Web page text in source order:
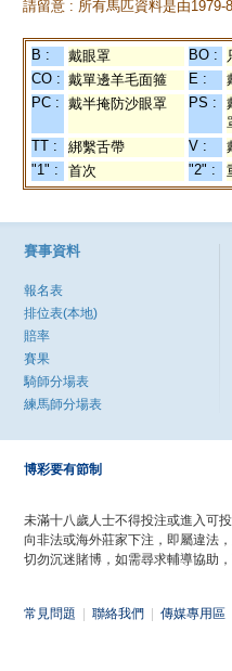
請留意 : 所有馬匹資料是由1979-
B : 戴眼罩 BO :
CO : 戴單邊羊毛面箍 E :
PC : 戴半掩防沙眼罩 PS :
TT : 綁繫舌帶 V :
"1" :
首次 "2" :
賽事資料
報名表
排位表(本地)
賠率
賽果
騎師分場表
練馬師分場表
博彩要有節制
未滿十八歲人士不得投注或進入可投
向非法或海外莊家下注，即屬違法，
切勿沉迷賭博，如需尋求輔導協助
常見問題 聯絡我們 傳媒專用區